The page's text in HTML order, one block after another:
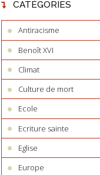
CATÉGORIES
Antiracisme
Benoît XVI
Climat
Culture de mort
Ecole
Ecriture sainte
Eglise
Europe